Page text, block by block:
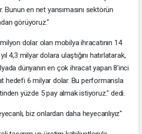
Bunun en net yansımasını sektörün
görüyoruz."
dolar olan mobilya ihracatının 14
4,3 milyar dolara ulaştığını hatırlatarak,
dünyanın en çok ihracat yapan 8'inci
hedefi 6 milyar dolar. Bu performansla
yüzde 5 pay almak istiyoruz." dedi.
biz onlardan daha heyecanlıyız"